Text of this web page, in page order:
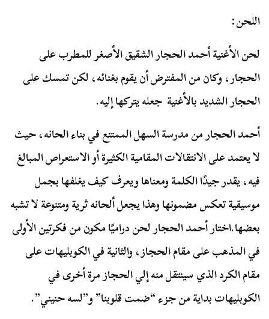
اللحن:
لحن الأغنية أحمد الحجار الشقيق الأصغر للمطرب على
الحجار، وكان من المفترض أن يقوم بغنائه، لكن تمسك على
الحجار الشديد بالأغنية جعله يتركها إليه.
أحمد الحجار من مدرسة السهل الممتنع في بناء الحانه، حيث
لا يعتمد على الانتقالات المقامية الكثيرة أو الاستعراص المبالغ
فيه، يقدر جيدًا الكلمة ومعناها ويعرف كيف يغلفها بجمل
موسيقية تعكس مضمونها وهذا يجعل ألحانه ثرية ومتنوعة لا تشبه
بعضها.اختار أحمد الحجار لحن دراميًا مكون من فكرتين الأولى
في المذهب على مقام الحجاز، والثانية في الكوبليهات على
مقام الكرد الذي سينتقل منه إلي الحجاز مرة أخرى في
الكوبليهات بداية من جزء “ضمت قلوبنا” و”لسه حنيني”.